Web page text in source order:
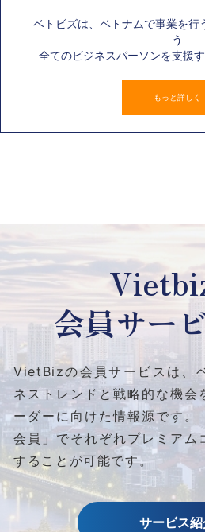
ベトビズは、ベトナムで事業を行
う
全てのビジネスパーソンを支援
もっと詳しく
会員サー
VietBizの会員サービスは、
ネストレンドと戦略的な機会
ーダーに向けた情報源です。
会員」でそれぞれプレミアム
することが可能です。
サービス